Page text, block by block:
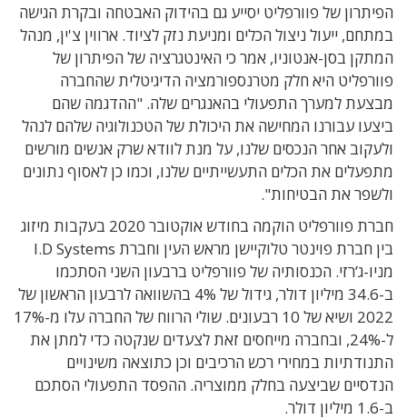
הפיתרון של פוורפליט יסייע גם בהידוק האבטחה ובקרת הגישה
במתחם, ייעול ניצול הכלים ומניעת נזק לציוד. ארווין צ'ין, מנהל
המתקן בסן-אנטוניו, אמר כי האינטגרציה של הפיתרון של
פוורפליט היא חלק מטרנספורמציה הדיגיטלית שהחברה
מבצעת למערך התפעולי בהאנגרים שלה. "ההדגמה שהם
ביצעו עבורנו המחישה את היכולת של הטכנולוגיה שלהם לנהל
ולעקוב אחר הנכסים שלנו, על מנת לוודא שרק אנשים מורשים
מתפעלים את הכלים התעשייתיים שלנו, וכמו כן לאסוף נתונים
ולשפר את הבטיחות".
חברת פוורפליט הוקמה בחודש אוקטובר 2020 בעקבות מיזוג
בין חברת פוינטר טלוקיישן מראש העין וחברת I.D Systems
מניו-ג’רזי. הכנסותיה של פוורפליט ברבעון השני הסתכמו
ב-34.6 מיליון דולר, גידול של 4% בהשוואה לרבעון הראשון של
2022 ושיא של 10 רבעונים. שולי הרווח של החברה עלו מ-17%
ל-24%, ובחברה מייחסים זאת לצעדים שנקטה כדי למתן את
התנודתיות במחירי רכש הרכיבים וכן כתוצאה משינויים
הנדסיים שביצעה בחלק ממוצריה. ההפסד התפעולי הסתכם
ב-1.6 מיליון דולר.